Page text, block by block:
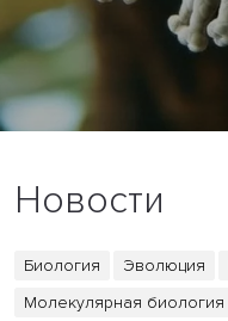
Новости
Биология Эволюция
Молекулярная биология